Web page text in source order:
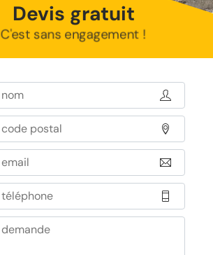
Devis gratuit
C'est sans engagement !